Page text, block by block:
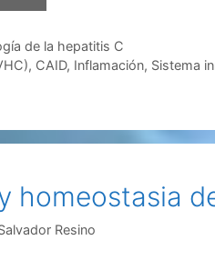
de la hepatitis C
, CAID, Inflamación, Sistema
homeostasia
Resino